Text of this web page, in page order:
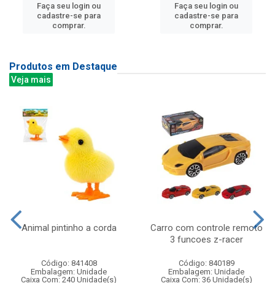
Faça seu login ou
cadastre-se para
comprar.
Faça seu login ou
cadastre-se para
comprar.
Produtos em Destaque
Veja mais
Animal pintinho a corda
Código: 841408
Embalagem: Unidade
Caixa Com: 240 Unidade(s)
Carro com controle remoto
3 funcoes z-racer
Código: 840189
Embalagem: Unidade
Caixa Com: 36 Unidade(s)